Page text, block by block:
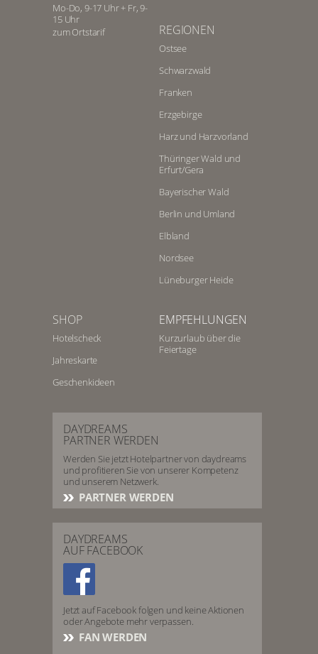
Mo-Do, 9-17 Uhr + Fr, 9-
15 Uhr
zum Ortstarif
REGIONEN
Ostsee
Schwarzwald
Franken
Erzgebirge
Harz und Harzvorland
Thüringer Wald und
Erfurt/Gera
Bayerischer Wald
Berlin und Umland
Elbland
Nordsee
Lüneburger Heide
SHOP
Hotelscheck
Jahreskarte
Geschenkideen
EMPFEHLUNGEN
Kurzurlaub über die
Feiertage
DAYDREAMS
PARTNER WERDEN
Werden Sie jetzt Hotelpartner von daydreams
und profitieren Sie von unserer Kompetenz
und unserem Netzwerk.
PARTNER WERDEN
DAYDREAMS
AUF FACEBOOK
Jetzt auf Facebook folgen und keine Aktionen
oder Angebote mehr verpassen.
FAN WERDEN